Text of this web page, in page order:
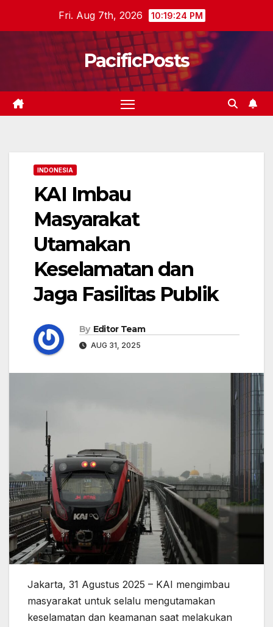
Fri. Aug 7th, 2026 10:19:25 PM
PacificPosts
INDONESIA
KAI Imbau
Masyarakat
Utamakan
Keselamatan dan
Jaga Fasilitas Publik
By Editor Team
AUG 31, 2025
Jakarta, 31 Agustus 2025 – KAI mengimbau
masyarakat untuk selalu mengutamakan
keselamatan dan keamanan saat melakukan